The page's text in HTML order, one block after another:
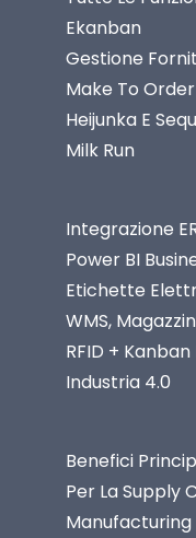
Ekanban
Gestione
Make To Order
Heijunka E
Milk Run
Integrazione
Power BI
Etichette
WMS,
RFID +
Industria 4.0
Benefici
Per La Supply
Manufacturing